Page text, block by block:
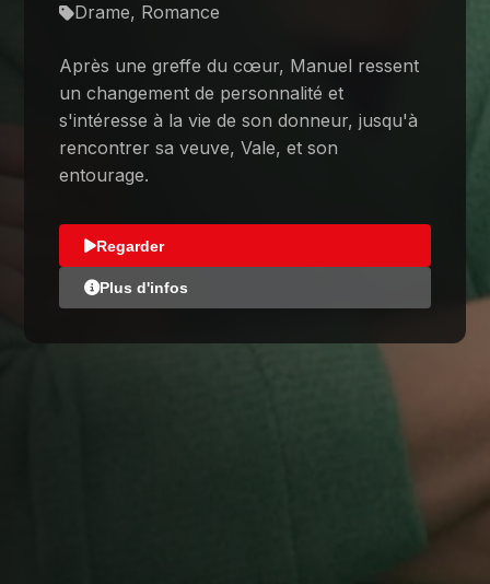
Drame, Romance
Après une greffe du cœur, Manuel ressent
un changement de personnalité et
s'intéresse à la vie de son donneur, jusqu'à
rencontrer sa veuve, Vale, et son
entourage.
Regarder
Plus d'infos